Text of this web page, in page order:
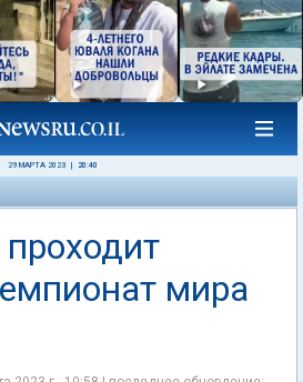
29 МАРТА 2023 20:40
мира